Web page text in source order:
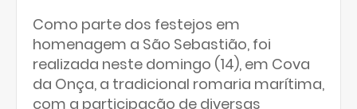
Como parte dos festejos em
homenagem a São Sebastião, foi
realizada neste domingo (14), em Cova
da Onça, a tradicional romaria marítima,
com a participação de diversas